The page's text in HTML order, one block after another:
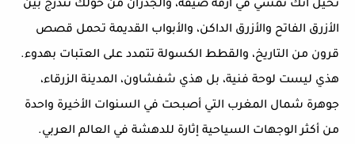
تخيّل أنك تمشي في أزقة ضيقة، والجدران من حولك تتدرج بين
الأزرق الفاتح والأزرق الداكن، والأبواب القديمة تحمل قصص
قرون من التاريخ، والقطط الكسولة تتمدد على العتبات بهدوء.
هذي ليست لوحة فنية، بل هذي شفشاون، المدينة الزرقاء،
جوهرة شمال المغرب التي أصبحت في السنوات الأخيرة واحدة
من أكثر الوجهات السياحية إثارة للدهشة في العالم العربي.